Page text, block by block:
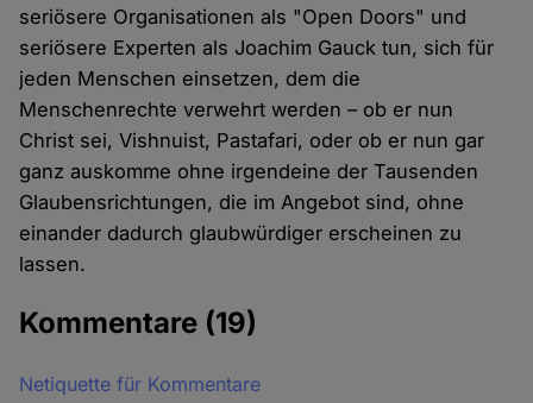
seriösere Organisationen als "Open Doors" und
seriösere Experten als Joachim Gauck tun, sich für
jeden Menschen einsetzen, dem die
Menschenrechte verwehrt werden – ob er nun
Christ sei, Vishnuist, Pastafari, oder ob er nun gar
ganz auskomme ohne irgendeine der Tausenden
Glaubensrichtungen, die im Angebot sind, ohne
einander dadurch glaubwürdiger erscheinen zu
lassen.
Kommentare (19)
Netiquette für Kommentare